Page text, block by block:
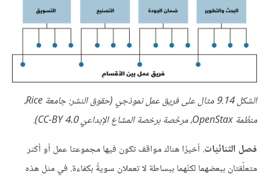
الشكل 9.14 مثال على فريق عمل نموذجيّ (حقوق النشر: جامعة Rice،
منظّمة OpenStax، مرخّصة برخصة المشاع الإبداعيّ CC-BY 4.0).
فصل الثنائيّات. أخيرًا هناك مواقف تكون فيها مجموعتا عمل أو أكثر
متعلّقتان ببعضهما لكنّهما ببساطة لا تعملان سويةً بكفاءة. في مثل هذه